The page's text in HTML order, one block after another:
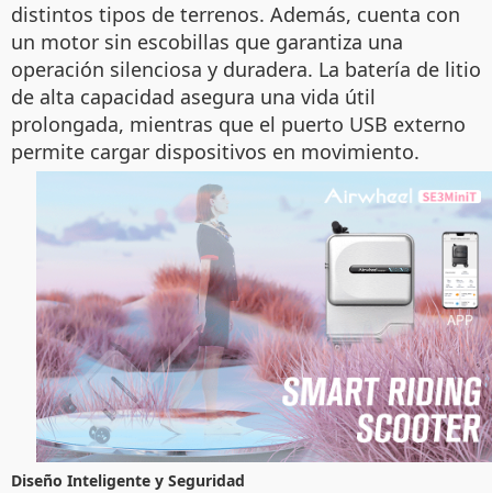
distintos tipos de terrenos. Además, cuenta con
un motor sin escobillas que garantiza una
operación silenciosa y duradera. La batería de litio
de alta capacidad asegura una vida útil
prolongada, mientras que el puerto USB externo
permite cargar dispositivos en movimiento.
Diseño Inteligente y Seguridad